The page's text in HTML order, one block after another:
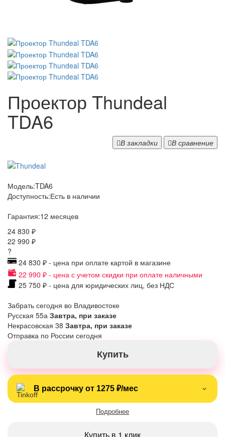
Проектор Thundeal
TDA6
В закладки В сравнение
Модель:TDA6
Доступность:Есть в наличии
Гарантия:12 месяцев
24 830 ₽
22 990 ₽
?
24 830 ₽ - цена при оплате картой в магазине
22 990 ₽ - цена с учетом скидки при оплате наличными
25 750 ₽ - цена для юридических лиц, без НДС
Купить
В рассрочку от 1275 ₽/мес
Подробнее
Купить в 1 клик
Забрать сегодня во Владивостоке
Русская 55а Завтра, при заказе
Некрасовская 38 Завтра, при заказе
Отправка по России сегодня